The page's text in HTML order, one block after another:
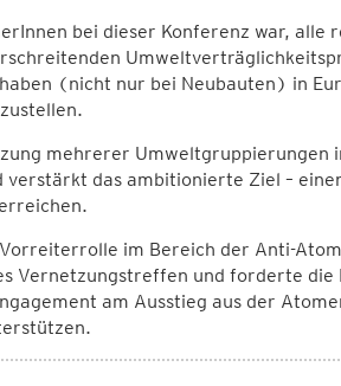
bei dieser Konferenz war,
(nicht nur bei Neubauten) in
mehrerer Umweltgruppierungen
das ambitionierte Ziel –
im Bereich der Anti-
Vernetzungstreffen und forderte die
am Ausstieg aus der